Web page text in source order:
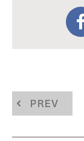
PREV